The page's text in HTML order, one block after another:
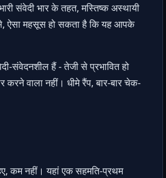
संवेदी भार के तहत, मस्तिष्क अस्थायी
ऐसा महसूस हो सकता है कि यह आपके
संवेदनशील हैं - तेजी से प्रभावित हो
करने वाला नहीं। धीमे रैंप, बार-बार चेक-
कम नहीं। यहां एक सहमति-प्रथम